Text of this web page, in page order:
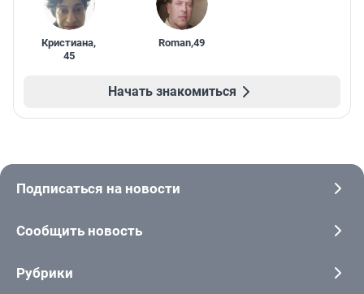
Кристиана,
45
Roman,49
Начать знакомиться
Подписаться на новости
Сообщить новость
Рубрики